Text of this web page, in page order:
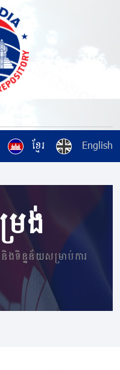
ខ្មែរ English
ង់
ងទិន្នន័យសម្រាប់ការ